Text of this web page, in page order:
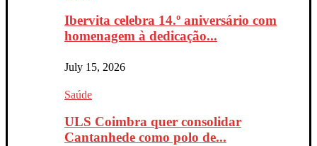
Ibervita celebra 14.º aniversário com
homenagem à dedicação...
July 15, 2026
Saúde
ULS Coimbra quer consolidar
Cantanhede como polo de...